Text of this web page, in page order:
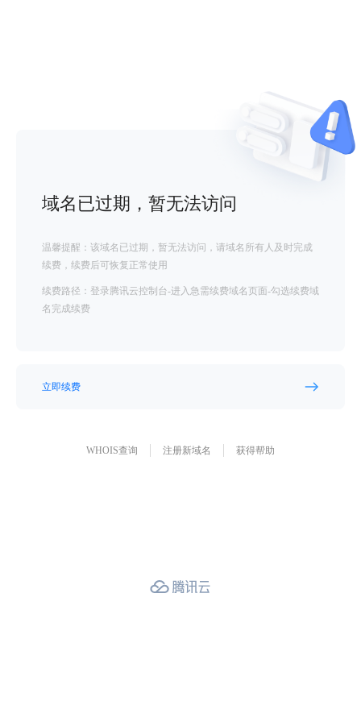
域名已过期，暂无法访问
温馨提醒：该域名已过期，暂无法访问，请域名所有人及时完成
续费，续费后可恢复正常使用
续费路径：登录腾讯云控制台-进入急需续费域名页面-勾选续费域
名完成续费
立即续费
WHOIS查询 注册新域名 获得帮助